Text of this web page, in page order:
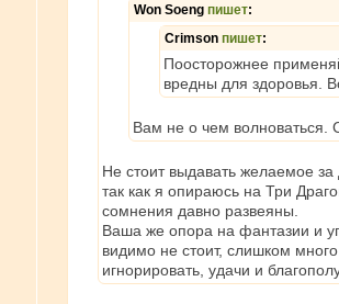
Won Soeng пишет:
Crimson пишет:
Поосторожнее
вредны для здоровья.
Вам не о чем волноваться.
Не стоит выдавать желаемое
так как я опираюсь на Три
сомнения давно развеяны.
Ваша же опора на фантазии и
видимо не стоит, слишком
игнорировать, удачи и